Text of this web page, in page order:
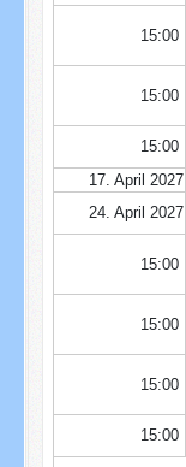
15:00
15:00
15:00
17. April 2027
24. April 2027
15:00
15:00
15:00
15:00